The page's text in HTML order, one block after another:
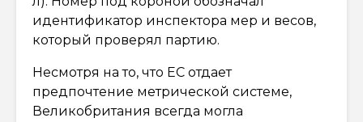
идентификатор инспектора мер и весов,
который проверял партию.
Несмотря на то, что ЕС отдает
предпочтение метрической системе,
Великобритания всегда могла